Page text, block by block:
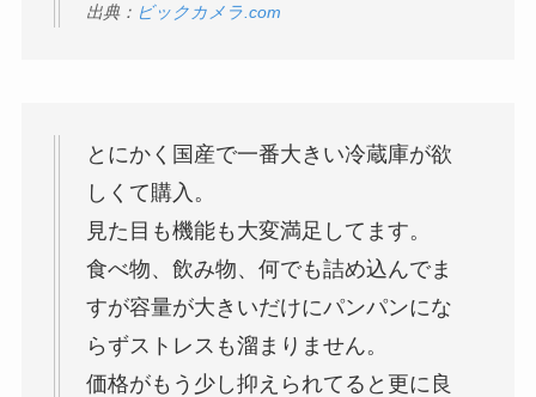
出典： ビックカメラ.com
とにかく国産で一番大きい冷蔵庫が欲
しくて購入。
見た目も機能も大変満足してます。
食べ物、飲み物、何でも詰め込んでま
すが容量が大きいだけにパンパンにな
らずストレスも溜まりません。
価格がもう少し抑えられてると更に良